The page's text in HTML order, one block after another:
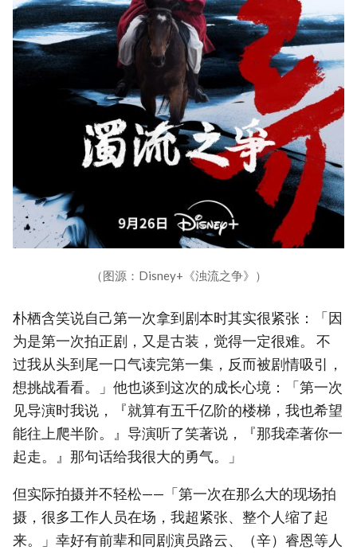
（图源：Disney+《浊流之争》）
朴栖含笑说自己第一次拿到剧本时其实很紧张：「因
为是第一次拍正剧，又是古装，觉得一定很难。 不
过我从头到尾一口气读完第一集，反而被剧情吸引，
想挑战看看。」他也谈到这次的成长心境：「第一次
见导演时我说，『就算有五千亿阶的楼梯，我也希望
能往上爬半阶。』导演听了笑著说，『那我牵著你一
起走。』那句话给我很大的勇气。」
但实际拍摄并不轻松——「第一次在那么大的现场拍
摄，很多工作人员在场，我超紧张、整个人缩了起
来。」幸好有前辈和同剧演员路云、（辛）睿恩等人